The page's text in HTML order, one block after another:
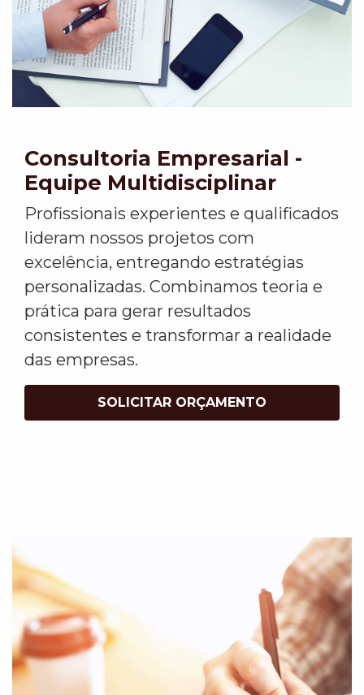
Consultoria Empresarial -
Equipe Multidisciplinar
Profissionais experientes e qualificados
lideram nossos projetos com
excelência, entregando estratégias
personalizadas. Combinamos teoria e
prática para gerar resultados
consistentes e transformar a realidade
das empresas.
SOLICITAR ORÇAMENTO